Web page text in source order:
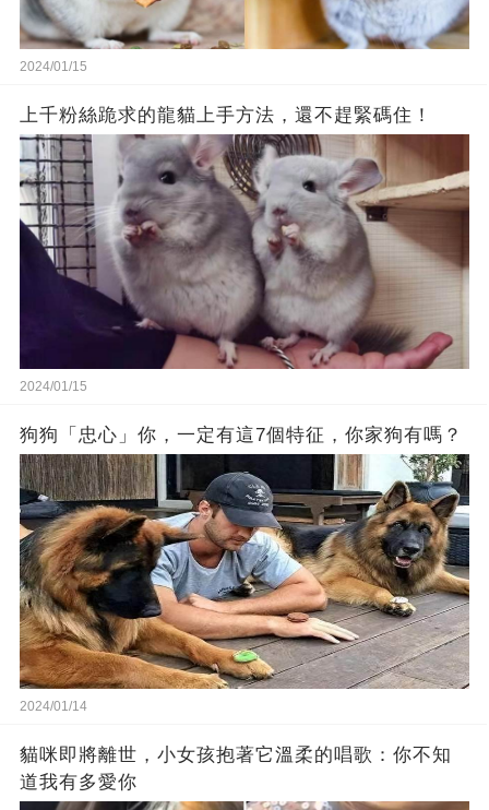
2024/01/15
上千粉絲跪求的龍貓上手方法，還不趕緊碼住！
2024/01/15
狗狗「忠心」你，一定有這7個特征，你家狗有嗎？
2024/01/14
貓咪即將離世，小女孩抱著它溫柔的唱歌：你不知
道我有多愛你